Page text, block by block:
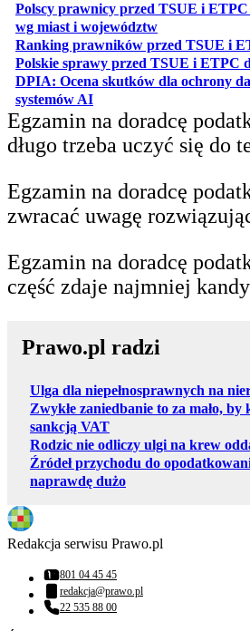
Polscy prawnicy przed TSUE i ETPC
wg miast i województwotwiera się w
Ranking prawników przed TSUE i
Polskie sprawy przed TSUE i ETPC
DPIA: Ocena skutków dla ochrony
systemów AIotwiera się w nowej karcie
Egzamin na doradcę
długo trzeba uczyć się do
Egzamin na doradcę
zwracać uwagę
Egzamin na doradcę
część zdaje najmniej
Prawo.pl radzi
Ulga dla niepełnosprawnych na
Zwykłe zaniedbanie to za mało,
sankcją VAT
Rodzic nie odliczy ulgi na krew
Źródeł przychodu do
naprawdę dużo
Redakcja serwisu Prawo.pl
Numer telefonu:
801 04 45 45
Adres email:
redakcja@prawo.pl
Numer telefonu:
22 535 88 00